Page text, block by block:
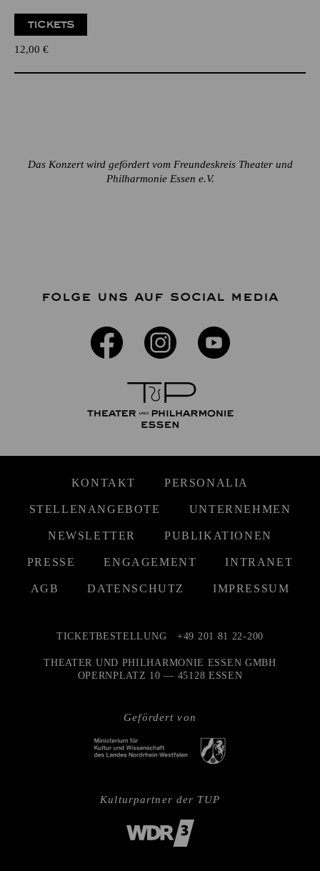
TICKETS
12,00 €
Das Konzert wird gefördert vom Freundeskreis Theater und
Philharmonie Essen e.V.
FOLGE UNS AUF SOCIAL MEDIA
KONTAKT PERSONALIA
STELLENANGEBOTE UNTERNEHMEN
NEWSLETTER PUBLIKATIONEN
PRESSE ENGAGEMENT INTRANET
AGB DATENSCHUTZ IMPRESSUM
Gefördert von
TICKETBESTELLUNG +49 201 81 22-200
THEATER UND PHILHARMONIE ESSEN GMBH
OPERNPLATZ 10 — 45128 ESSEN
Kulturpartner der TUP